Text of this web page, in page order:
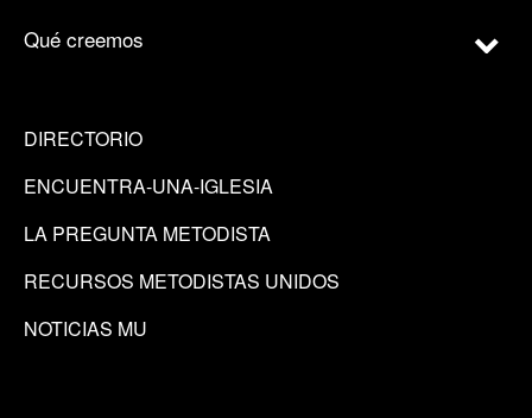
Qué creemos
DIRECTORIO
ENCUENTRA-UNA-IGLESIA
LA PREGUNTA METODISTA
RECURSOS METODISTAS UNIDOS
NOTICIAS MU